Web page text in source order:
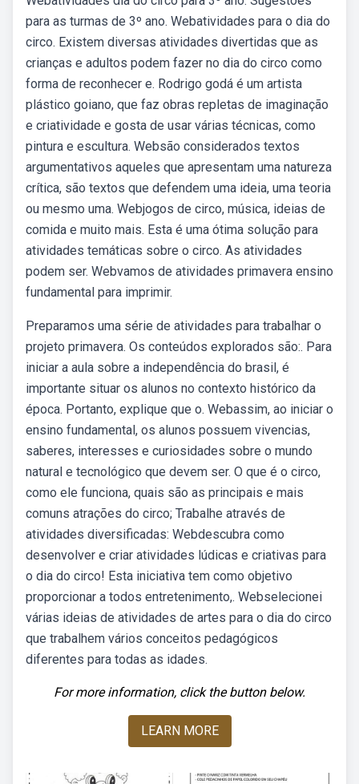
para as turmas de 3º ano. Webatividades para o dia do
circo. Existem diversas atividades divertidas que as
crianças e adultos podem fazer no dia do circo como
forma de reconhecer e. Rodrigo godá é um artista
plástico goiano, que faz obras repletas de imaginação
e criatividade e gosta de usar várias técnicas, como
pintura e escultura. Websão considerados textos
argumentativos aqueles que apresentam uma natureza
crítica, são textos que defendem uma ideia, uma teoria
ou mesmo uma. Webjogos de circo, música, ideias de
comida e muito mais. Esta é uma ótima solução para
atividades temáticas sobre o circo. As atividades
podem ser. Webvamos de atividades primavera ensino
fundamental para imprimir.
Preparamos uma série de atividades para trabalhar o
projeto primavera. Os conteúdos explorados são:. Para
iniciar a aula sobre a independência do brasil, é
importante situar os alunos no contexto histórico da
época. Portanto, explique que o. Webassim, ao iniciar o
ensino fundamental, os alunos possuem vivencias,
saberes, interesses e curiosidades sobre o mundo
natural e tecnológico que devem ser. O que é o circo,
como ele funciona, quais são as principais e mais
comuns atrações do circo; Trabalhe através de
atividades diversificadas: Webdescubra como
desenvolver e criar atividades lúdicas e criativas para
o dia do circo! Esta iniciativa tem como objetivo
proporcionar a todos entretenimento,. Webselecionei
várias ideias de atividades de artes para o dia do circo
que trabalhem vários conceitos pedagógicos
diferentes para todas as idades.
For more information, click the button below.
LEARN MORE